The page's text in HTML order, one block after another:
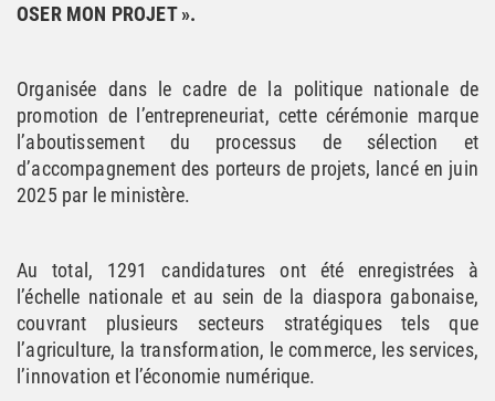
OSER MON PROJET ».
Organisée dans le cadre de la politique nationale de
promotion de l’entrepreneuriat, cette cérémonie marque
l’aboutissement du processus de sélection et
d’accompagnement des porteurs de projets, lancé en juin
2025 par le ministère.
Au total, 1291 candidatures ont été enregistrées à
l’échelle nationale et au sein de la diaspora gabonaise,
couvrant plusieurs secteurs stratégiques tels que
l’agriculture, la transformation, le commerce, les services,
l’innovation et l’économie numérique.